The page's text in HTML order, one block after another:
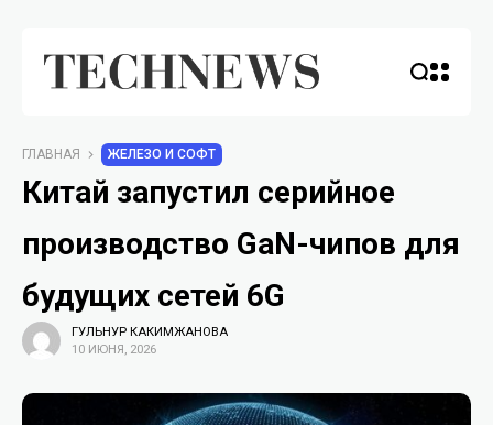
ГЛАВНАЯ ЖЕЛЕЗО И СОФТ
Китай запустил серийное
производство GaN-чипов для
будущих сетей 6G
ГУЛЬНУР КАКИМЖАНОВА
10 ИЮНЯ, 2026